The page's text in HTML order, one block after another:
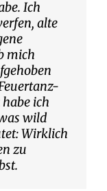
Ich
alte
mich
ich
wild
Wirklich
zu